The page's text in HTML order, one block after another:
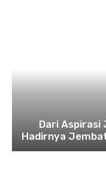
Dari Aspirasi
Hadirnya